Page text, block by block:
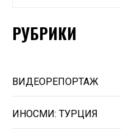
РУБРИКИ
ВИДЕОРЕПОРТАЖ
ИНОСМИ: ТУРЦИЯ